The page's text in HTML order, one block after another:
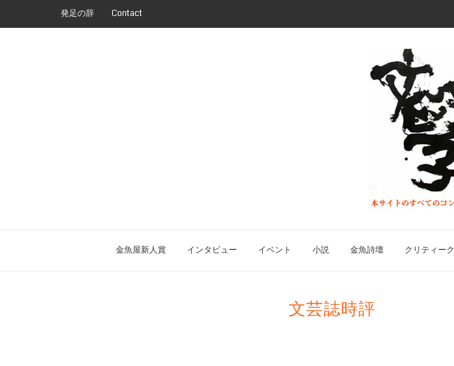
発足の辞 Contact
金魚屋新人賞 インタビュー イベント 小説 金魚詩壇 クリティーク
文芸誌時評